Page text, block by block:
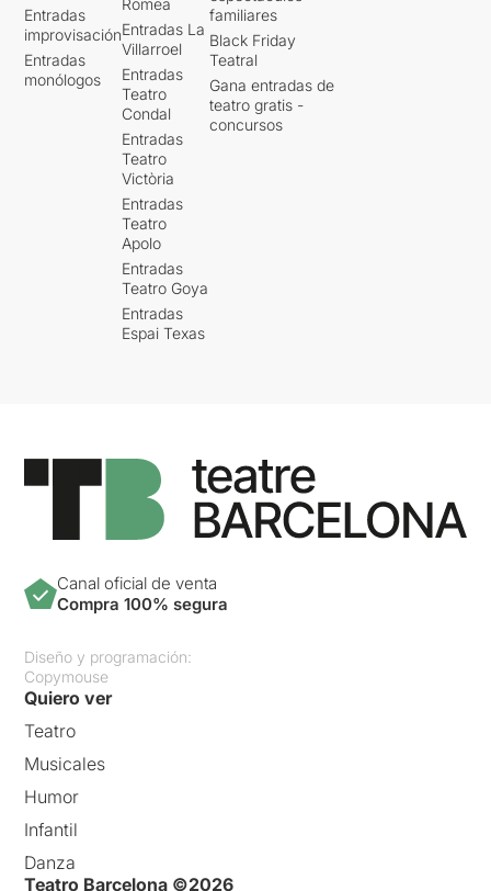
Entradas
improvisación
Entradas
monólogos
Entradas La
Villarroel
Entradas
Teatro
Condal
Entradas
Teatro
Victòria
Entradas
Teatro
Apolo
Entradas
Teatro Goya
Entradas
Espai Texas
familiares
Black Friday
Teatral
Gana entradas de
teatro gratis -
concursos
Canal oficial de venta
Compra 100% segura
Diseño y programación:
Copymouse
Quiero ver
Teatro
Musicales
Humor
Infantil
Danza
Teatro Barcelona ©2026